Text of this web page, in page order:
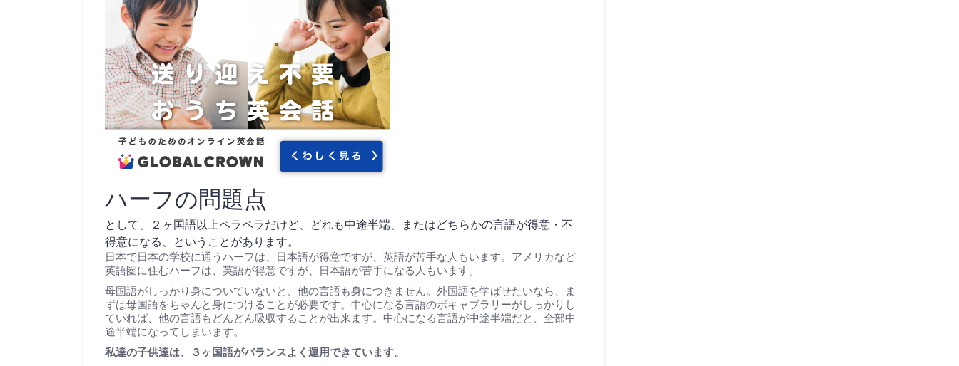
ハーフの問題点
として、２ヶ国語以上ペラペラだけど、どれも中途半端、またはどちらかの言語が得意・不
得意になる、ということがあります。
日本で日本の学校に通うハーフは、日本語が得意ですが、英語が苦手な人もいます。アメリカなど
英語圏に住むハーフは、英語が得意ですが、日本語が苦手になる人もいます。
母国語がしっかり身についていないと、他の言語も身につきません。外国語を学ばせたいなら、ま
ずは母国語をちゃんと身につけることが必要です。中心になる言語のボキャブラリーがしっかりし
ていれば、他の言語もどんどん吸収することが出来ます。中心になる言語が中途半端だと、全部中
途半端になってしまいます。
私達の子供達は、３ヶ国語がバランスよく運用できています。